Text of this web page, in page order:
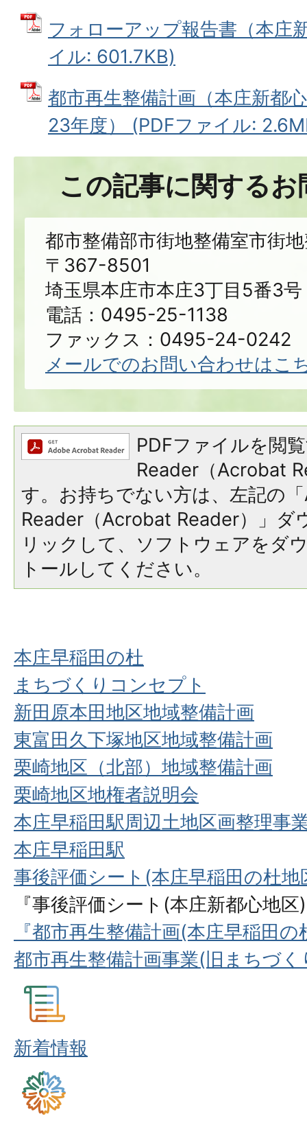
フォローアップ報告書（本庄
イル: 601.7KB)
都市再生整備計画（本庄新都
23年度） (PDFファイル:
この記事に関する
都市整備部市街地整備室市街
〒367-8501
埼玉県本庄市本庄3丁目5番3号
電話：0495-25-1138
ファックス：0495-24-0242
メールでのお問い合わせはこ
PDFファイルを閲
Reader（Acrobat
す。お持ちでない方は、左記の
Reader（Acrobat Reader）」ダ
リックして、ソフトウェアをダ
トールしてください。
本庄早稲田の杜
まちづくりコンセプト
新田原本田地区地域整備計画
東富田久下塚地区地域整備計画
栗崎地区（北部）地域整備計画
栗崎地区地権者説明会
本庄早稲田駅周辺土地区画整理事
本庄早稲田駅
事後評価シート(本庄早稲田の杜
『事後評価シート(本庄新都心地
『都市再生整備計画(本庄早稲田
都市再生整備計画事業(旧まちづ
新着情報